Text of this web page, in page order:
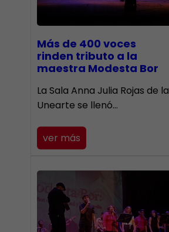
Más de 400 voces
rinden tributo a la
maestra Modesta Bor
​La Sala Anna Julia Rojas de la
Unearte se llenó…
ver más